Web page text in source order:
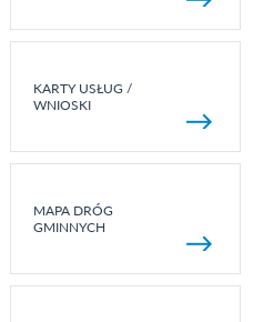
KARTY USŁUG /
WNIOSKI
MAPA DRÓG
GMINNYCH